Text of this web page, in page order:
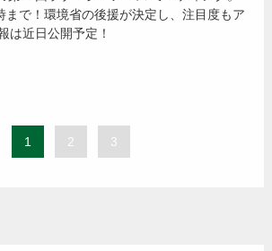
まで！環境省の後援が決定し、注目度もア
は近日公開予定！
1 2 3